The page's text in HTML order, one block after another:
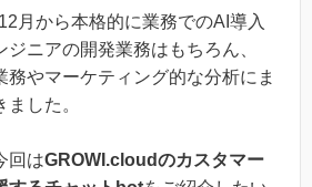
月から本格的に業務でのAI導入
ニアの開発業務はもちろん、
務やマーケティング的な分析にま
した。
回はGROWI.cloudのカスタマー